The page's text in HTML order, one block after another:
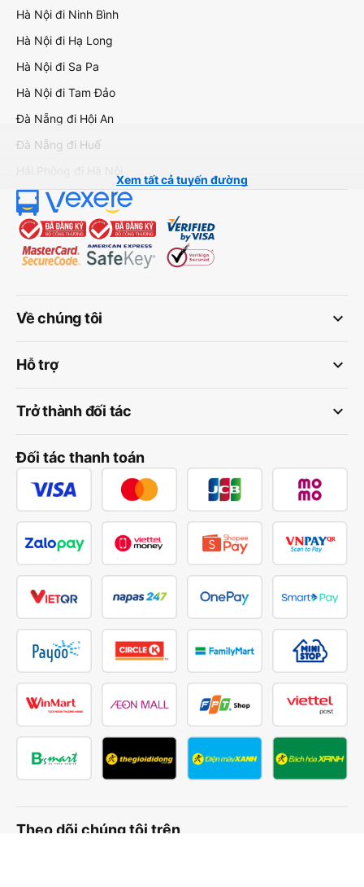
Hà Nội đi Ninh Bình
Hà Nội đi Hạ Long
Hà Nội đi Sa Pa
Hà Nội đi Tam Đảo
Đà Nẵng đi Hội An
Đà Nẵng đi Huế
Xem tất cả tuyến đường
keyboard_arrow_down
Về chúng tôi
keyboard_arrow_down
Hỗ trợ
keyboard_arrow_down
Trở thành đối tác
Đối tác thanh toán
Theo dõi chúng tôi trên